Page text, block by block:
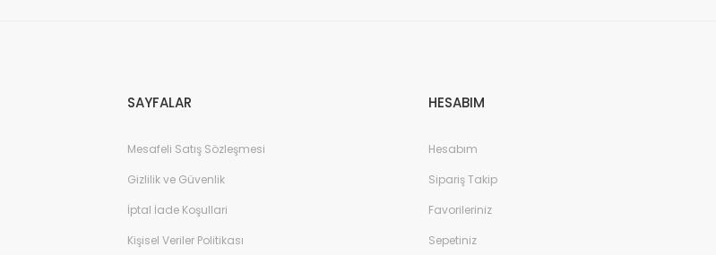
SAYFALAR
Mesafeli Satış Sözleşmesi
Gizlilik ve Güvenlik
İptal İade Koşullari
Kişisel Veriler Politikası
HESABIM
Hesabım
Sipariş Takip
Favorileriniz
Sepetiniz